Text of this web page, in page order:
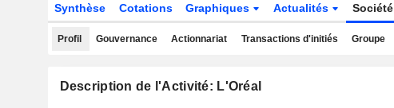
Synthèse Cotations Graphiques Actualités Société
Profil Gouvernance Actionnariat Transactions d'initiés Groupe
Description de l'Activité: L'Oréal